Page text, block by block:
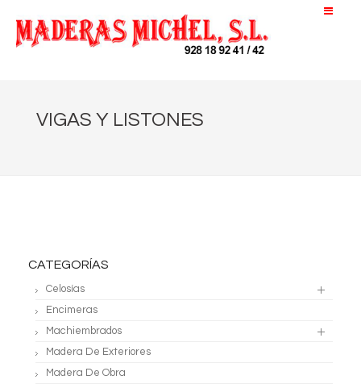
VIGAS Y LISTONES
CATEGORÍAS
Celosías
Encimeras
Machiembrados
Madera De Exteriores
Madera De Obra